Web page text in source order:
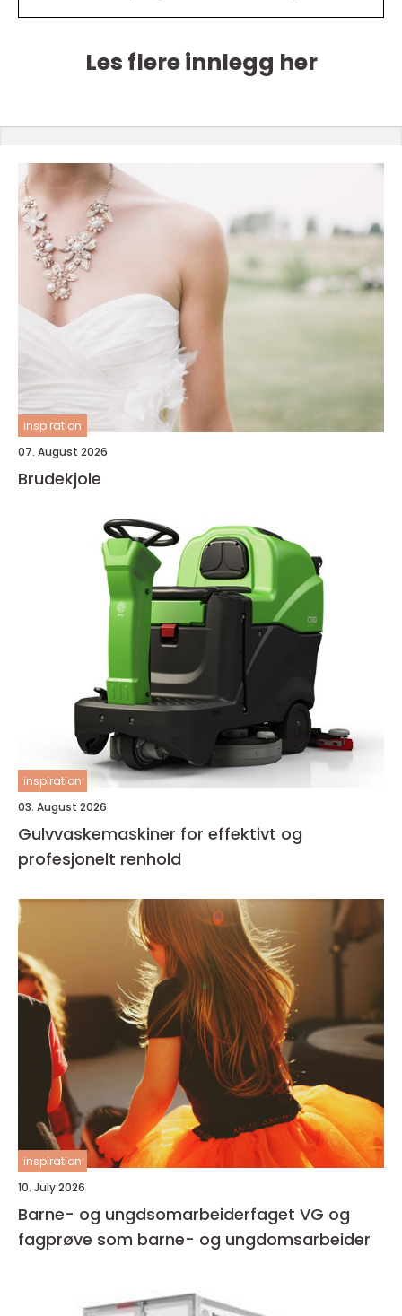
Les flere innlegg her
inspiration
07. August 2026
Brudekjole
inspiration
03. August 2026
Gulvvaskemaskiner for effektivt og
profesjonelt renhold
inspiration
10. July 2026
Barne- og ungdsomarbeiderfaget VG og
fagprøve som barne- og ungdomsarbeider